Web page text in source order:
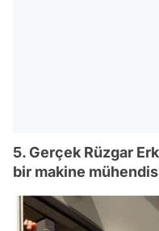
5. Gerçek Rüzgar
bir makine